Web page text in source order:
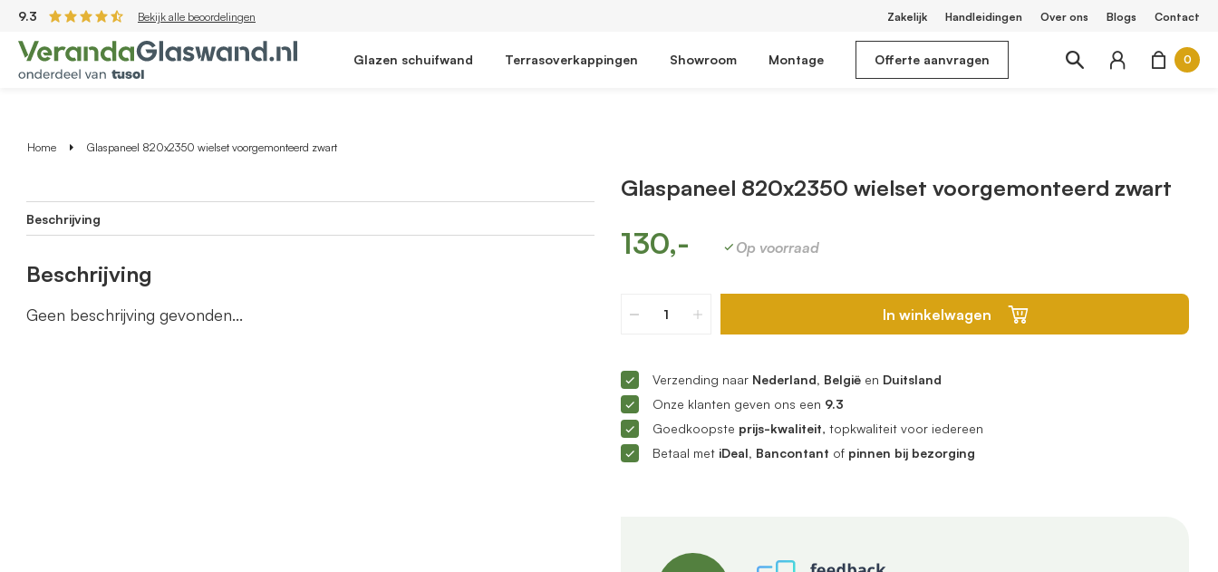
9.3 Bekijk alle beoordelingen Zakelijk Handleidingen Over ons Blogs Contact
Glazen schuifwand Terrasoverkappingen Showroom Montage Offerte aanvragen 0
Home Glaspaneel 820x2350 wielset voorgemonteerd zwart
Beschrijving
Beschrijving
Geen beschrijving gevonden...
Glaspaneel 820x2350 wielset voorgemonteerd zwart
130,- Op voorraad
In winkelwagen
Verzending naar Nederland, België en Duitsland
Onze klanten geven ons een 9.3
Goedkoopste prijs-kwaliteit, topkwaliteit voor iedereen
Betaal met iDeal, Bancontant of pinnen bij bezorging